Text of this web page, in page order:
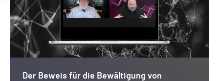
Der Beweis für die Bewältigung von